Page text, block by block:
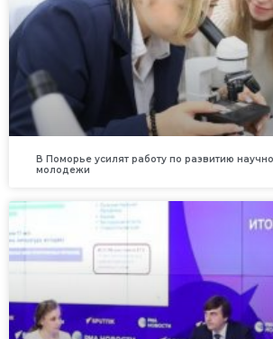
В Поморье усилят работу по развитию
молодежи